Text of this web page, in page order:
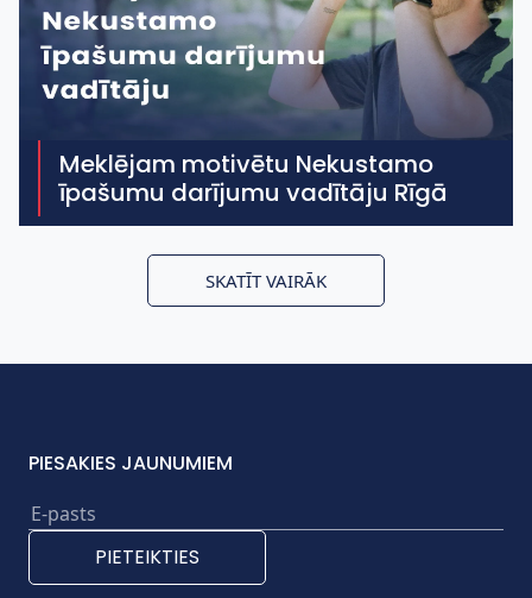
Meklējam motivētu Nekustamo
īpašumu darījumu vadītāju Rīgā
SKATĪT VAIRĀK
PIESAKIES JAUNUMIEM
PIETEIKTIES